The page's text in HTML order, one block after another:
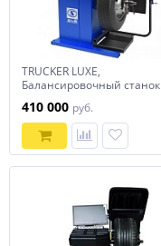
TRUCKER LUXE,
Балансировочный станок
монитор Синий
410 000 руб.